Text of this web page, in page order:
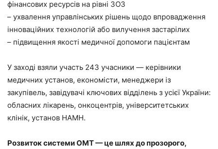
фінансових ресурсів на рівні ЗОЗ
– ухвалення управлінських рішень щодо впровадження
інноваційних технологій або вилучення застарілих
– підвищення якості медичної допомоги пацієнтам
У заході взяли участь 243 учасники — керівники
медичних установ, економісти, менеджери із
закупівель, завідувачі ключових відділень з усієї України:
обласних лікарень, онкоцентрів, університетських
клінік, установ НАМН.
Розвиток системи ОМТ — це шлях до прозорого,